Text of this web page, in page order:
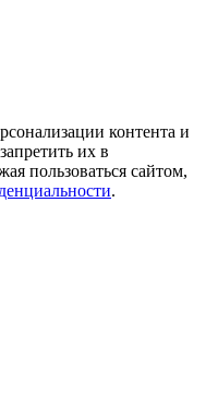
контента и
их в
пользоваться сайтом,
.